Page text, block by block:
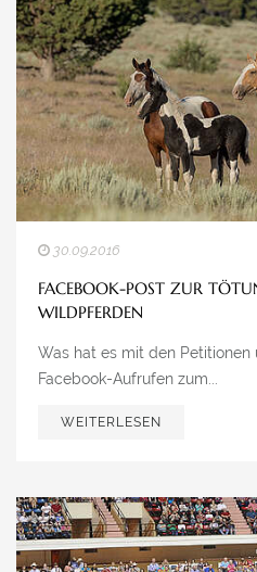
UNSERE WEITEREN
AMERICAN MUSTANG
MUSTANG MAKEOVER
IG MUSTANG
MEDIATHEK
30.09.2016
FACEBOOK-POST ZUR
WILDPFERDEN
Was hat es mit den
Facebook-Aufrufen zum...
WEITERLESEN